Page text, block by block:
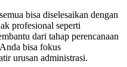
bisa diselesaikan dengan
profesional seperti
dari tahap perencanaan
bisa fokus
urusan administrasi.